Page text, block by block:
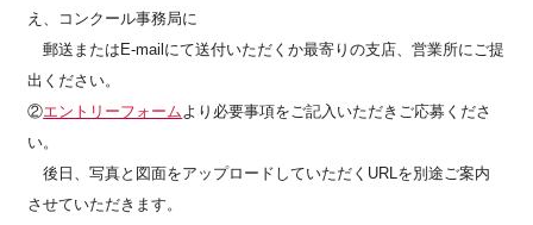
え、コンクール事務局に
郵送またはE-mailにて送付いただくか最寄りの支店、営業所にご提
出ください。
②エントリーフォームより必要事項をご記入いただきご応募くださ
い。
後日、写真と図面をアップロードしていただくURLを別途ご案内
させていただきます。